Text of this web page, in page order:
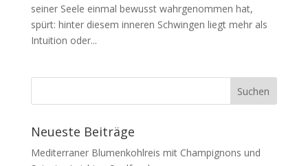
seiner Seele einmal bewusst wahrgenommen hat,
spürt: hinter diesem inneren Schwingen liegt mehr als
Intuition oder...
Neueste Beiträge
Mediterraner Blumenkohlreis mit Champignons und